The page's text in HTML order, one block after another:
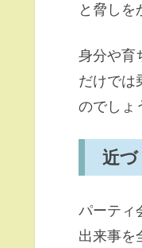
と脅しを
身分や育
だけでは
のでしょ
近
パーティ
出来事を